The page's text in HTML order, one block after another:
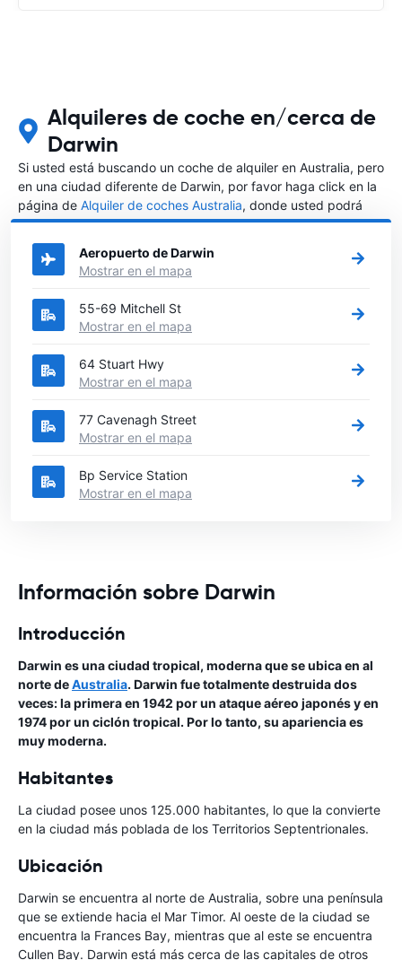
Alquileres de coche en/cerca de
Darwin
Si usted está buscando un coche de alquiler en Australia, pero
en una ciudad diferente de Darwin, por favor haga click en la
página de Alquiler de coches Australia, donde usted podrá
elegir en qué ciudad de Australia desea alquilar un coche.
Aeropuerto de Darwin
Mostrar en el mapa
55-69 Mitchell St
Mostrar en el mapa
64 Stuart Hwy
Mostrar en el mapa
77 Cavenagh Street
Mostrar en el mapa
Bp Service Station
Mostrar en el mapa
Información sobre Darwin
Introducción
Darwin es una ciudad tropical, moderna que se ubica en al
norte deAustralia. Darwin fue totalmente destruida dos
veces: la primera en 1942 por un ataque aéreo japonés y en
1974 por un ciclón tropical. Por lo tanto, su apariencia es
muy moderna.
Habitantes
La ciudad posee unos 125.000 habitantes, lo que la convierte
en la ciudad más poblada de los Territorios Septentrionales.
Ubicación
Darwin se encuentra al norte de Australia, sobre una península
que se extiende hacia el Mar Timor. Al oeste de la ciudad se
encuentra la Frances Bay, mientras que al este se encuentra
Cullen Bay. Darwin está más cerca de las capitales de otros